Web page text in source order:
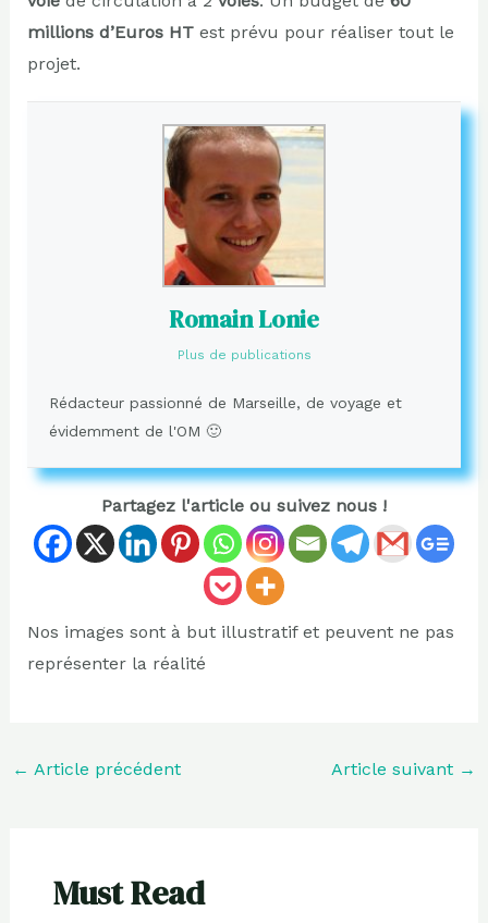
millions d’Euros HT est prévu pour réaliser tout le
projet.
Romain Lonie
Plus de publications
Rédacteur passionné de Marseille, de voyage et
évidemment de l'OM 🙂
Partagez l'article ou suivez nous !
Nos images sont à but illustratif et peuvent ne pas
représenter la réalité
← Article précédent Article suivant →
Must Read